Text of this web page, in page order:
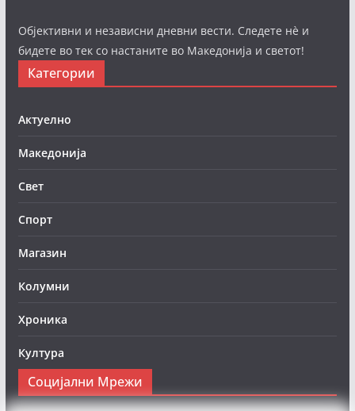
Објективни и независни дневни вести. Следете нè и
бидете во тек со настаните во Македонија и светот!
Категории
Актуелно
Македонија
Свет
Спорт
Магазин
Колумни
Хроника
Култура
Социјални Мрежи